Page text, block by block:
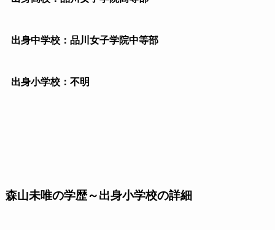
出身中学校：品川女子学院中等部
出身小学校：不明
森山未唯の学歴～出身小学校の詳細